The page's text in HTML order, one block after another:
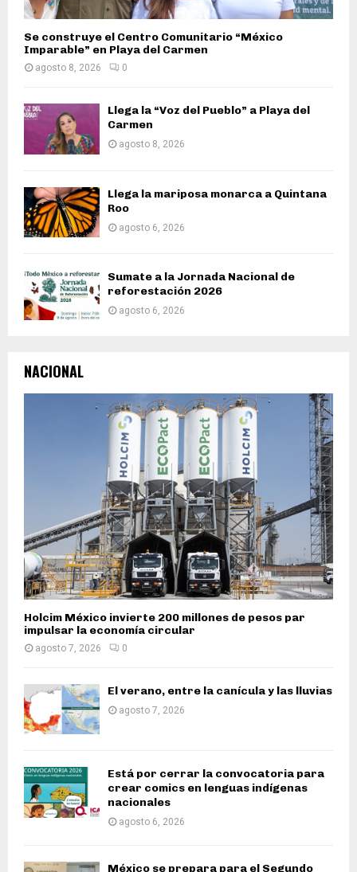
Se construye el Centro Comunitario “México
Imparable” en Playa del Carmen
agosto 8, 2026 0
Llega la “Voz del Pueblo” a Playa del
Carmen
agosto 8, 2026
Llega la mariposa monarca a Quintana
Roo
agosto 6, 2026
Sumate a la Jornada Nacional de
reforestación 2026
agosto 6, 2026
NACIONAL
Holcim México invierte 200 millones de pesos par
impulsar la economía circular
agosto 7, 2026 0
El verano, entre la canícula y las lluvias
agosto 7, 2026
Está por cerrar la convocatoria para
crear comics en lenguas indígenas
nacionales
agosto 6, 2026
México se prepara para el Segundo